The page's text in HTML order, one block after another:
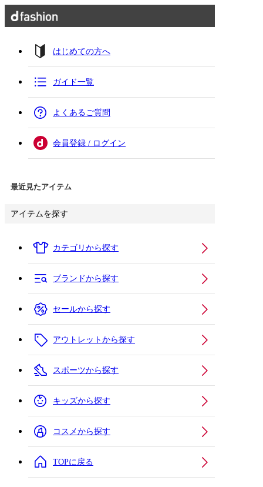
はじめての方へ
ガイド一覧
よくあるご質問
会員登録 / ログイン
最近見たアイテム
アイテムを探す
カテゴリから探す
ブランドから探す
セールから探す
アウトレットから探す
スポーツから探す
キッズから探す
コスメから探す
TOPに戻る